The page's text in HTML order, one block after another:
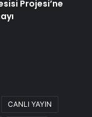
Projesi’ne
CANLI YAYIN